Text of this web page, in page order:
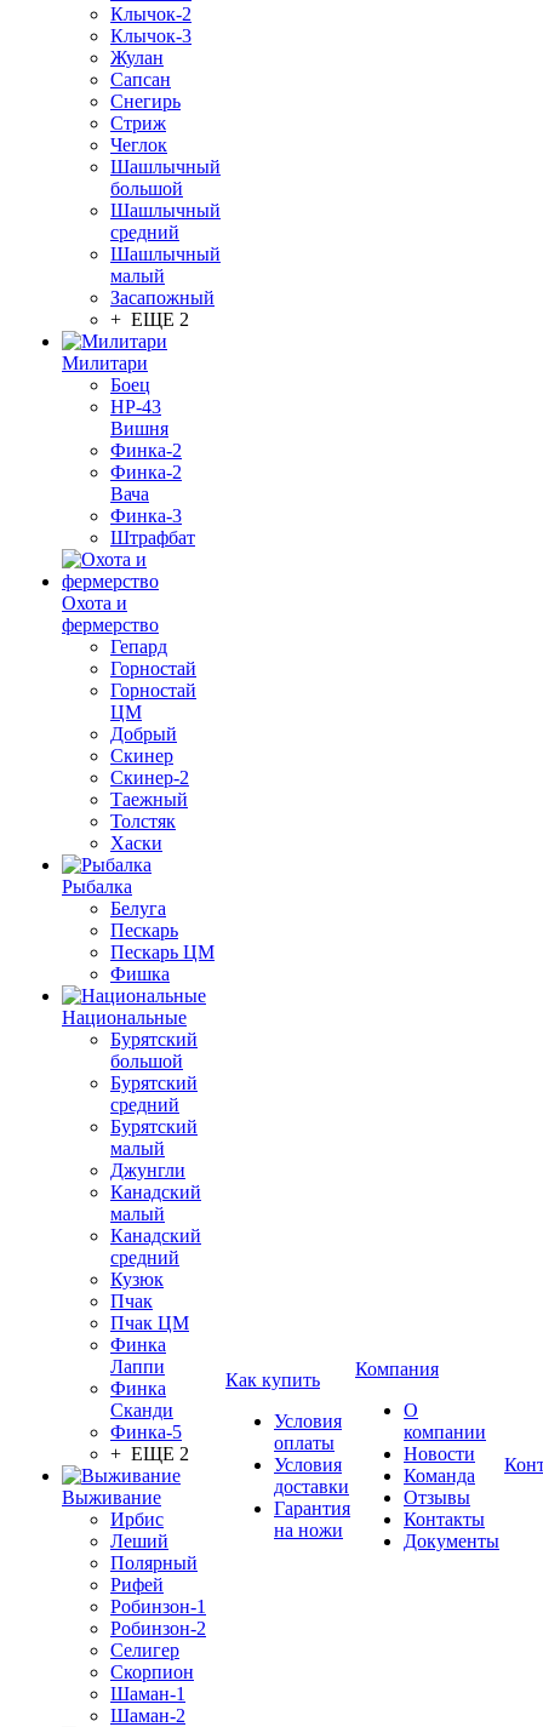
Клычок-2
Клычок-3
Жулан
Сапсан
Снегирь
Стриж
Чеглок
Шашлычный
большой
Шашлычный
средний
Шашлычный
малый
Засапожный
+ ЕЩЕ 2
Милитари
Боец
НР-43
Вишня
Финка-2
Финка-2
Вача
Финка-3
Штрафбат
Охота и
фермерство
Гепард
Горностай
Горностай
ЦМ
Добрый
Скинер
Скинер-2
Таежный
Толстяк
Хаски
Рыбалка
Белуга
Пескарь
Пескарь ЦМ
Фишка
Национальные
Бурятский
большой
Бурятский
средний
Бурятский
малый
Джунгли
Канадский
малый
Канадский
средний
Кузюк
Пчак
Пчак ЦМ
Финка
Лаппи
Финка
Сканди
Финка-5
+ ЕЩЕ 2
Выживание
Ирбис
Леший
Полярный
Рифей
Робинзон-1
Робинзон-2
Селигер
Скорпион
Шаман-1
Шаман-2
Как купить
Условия
оплаты
Условия
доставки
Гарантия
на ножи
Компания
О
компании
Новости
Команда
Отзывы
Контакты
Документы